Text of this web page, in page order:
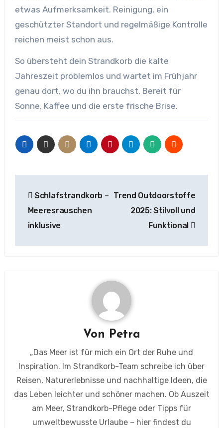
etwas Aufmerksamkeit. Reinigung, ein
geschützter Standort und regelmäßige Kontrolle
reichen meist schon aus.
So übersteht dein Strandkorb die kalte
Jahreszeit problemlos und wartet im Frühjahr
genau dort, wo du ihn brauchst. Bereit für
Sonne, Kaffee und die erste frische Brise.
Schlafstrandkorb –
Meeresrauschen
inklusive
Trend Outdoorstoffe
2025: Stilvoll und
Funktional
Von Petra
„Das Meer ist für mich ein Ort der Ruhe und
Inspiration. Im Strandkorb-Team schreibe ich über
Reisen, Naturerlebnisse und nachhaltige Ideen, die
das Leben leichter und schöner machen. Ob Auszeit
am Meer, Strandkorb-Pflege oder Tipps für
umweltbewusste Urlaube – hier findest du